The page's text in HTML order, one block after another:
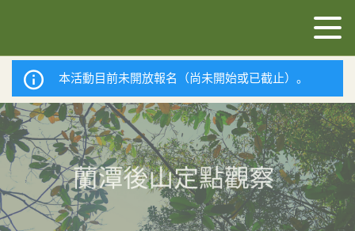
本活動目前未開放報名（尚未開始或已截止）。